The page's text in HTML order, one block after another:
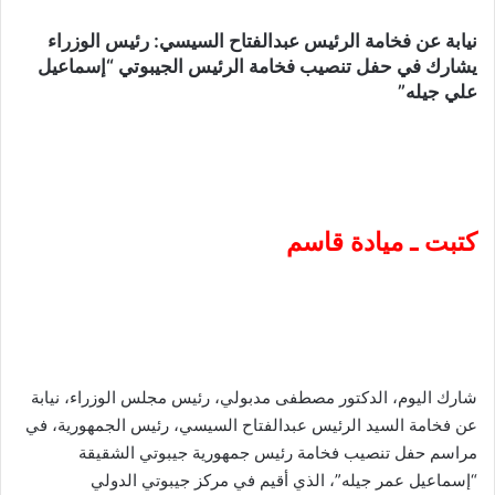
نيابة عن فخامة الرئيس عبدالفتاح السيسي: رئيس الوزراء
يشارك في حفل تنصيب فخامة الرئيس الجيبوتي “إسماعيل
علي جيله”
كتبت ـ ميادة قاسم
شارك اليوم، الدكتور مصطفى مدبولي، رئيس مجلس الوزراء، نيابة
عن فخامة السيد الرئيس عبدالفتاح السيسي، رئيس الجمهورية، في
مراسم حفل تنصيب فخامة رئيس جمهورية جيبوتي الشقيقة
“إسماعيل عمر جيله”، الذي أقيم في مركز جيبوتي الدولي